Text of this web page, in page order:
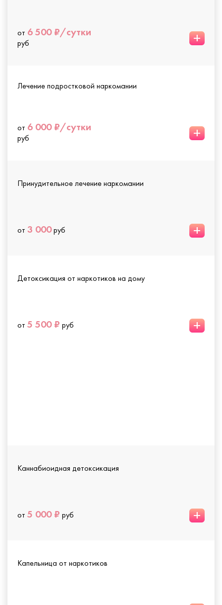
от 6 500 ₽/сутки
руб +
Лечение подростковой наркомании
от 6 000 ₽/сутки
руб +
Принудительное лечение наркомании
от 3 000руб +
Детоксикация от наркотиков на дому
от 5 500 ₽ руб +
Каннабиоидная детоксикация
от 5 000 ₽ руб +
Капельница от наркотиков